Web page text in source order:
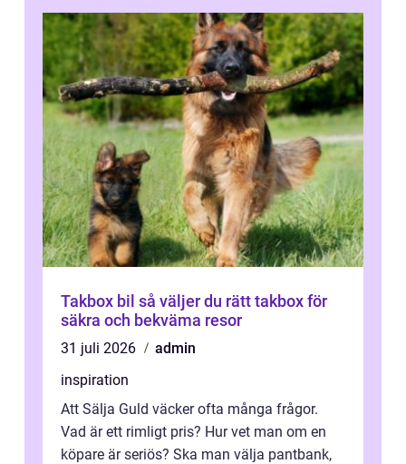
Takbox bil så väljer du rätt takbox för
säkra och bekväma resor
31 juli 2026
admin
inspiration
Att Sälja Guld väcker ofta många frågor.
Vad är ett rimligt pris? Hur vet man om en
köpare är seriös? Ska man välja pantbank,